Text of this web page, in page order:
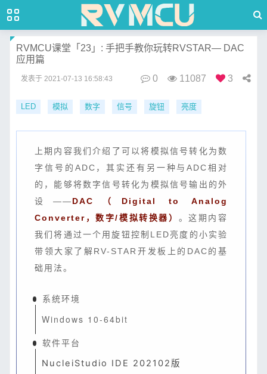
RVMCU课堂「23」: 手把手教你玩转RVSTAR— DAC
应用篇
发表于 2021-07-13 16:58:43 0 11087 3
LED 模拟 数字 信号 旋钮 亮度
上期内容我们介绍了可以将模拟信号转化为数
字信号的ADC，其实还有另一种与ADC相对
的，能够将数字信号转化为模拟信号输出的外
设——DAC（Digital to Analog
Converter，数字/模拟转换器） 。这期内容
我们将通过一个用旋钮控制LED亮度的小实验
带领大家了解RV-STAR开发板上的DAC的基
础用法。
系统环境
Windows 10-64bit
软件平台
NucleiStudio IDE 202102版